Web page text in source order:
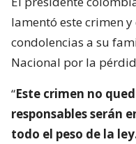
lamentó este crimen
condolencias a su
Nacional por la
“Este crimen no
responsables serán
todo el peso de la